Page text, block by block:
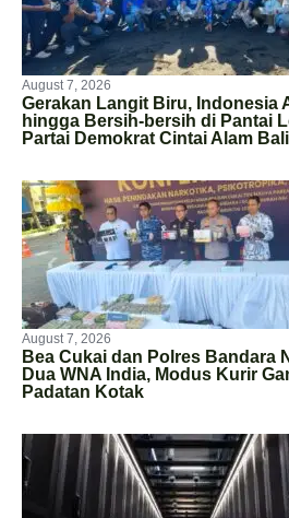
August 7, 2026
Gerakan Langit Biru, Indonesia
hingga Bersih-bersih di Pantai
Partai Demokrat Cintai Alam Bali
August 7, 2026
Bea Cukai dan Polres Bandara
Dua WNA India, Modus Kurir
Padatan Kotak